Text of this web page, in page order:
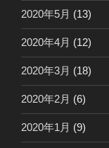
2020年5月 (13)
2020年4月 (12)
2020年3月 (18)
2020年2月 (6)
2020年1月 (9)